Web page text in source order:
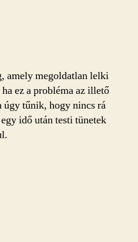
amely megoldatlan lelki
ez a probléma az illető
úgy tűnik, hogy nincs rá
idő után testi tünetek